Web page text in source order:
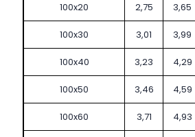
100x20 2,75 3,65
100x30 3,01 3,99
100x40 3,23 4,29
100x50 3,46 4,59
100x60 3,71 4,93